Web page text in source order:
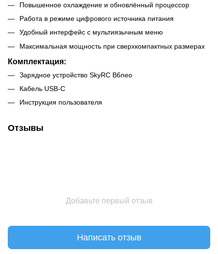
Повышенное охлаждение и обновлённый процессор
Работа в режиме цифрового источника питания
Удобный интерфейс с мультиязычным меню
Максимальная мощность при сверхкомпактных размерах
Комплектация:
Зарядное устройство SkyRC B6neo
Кабель USB‑C
Инструкция пользователя
Отзывы
Добавьте первый отзыв
Написать отзыв